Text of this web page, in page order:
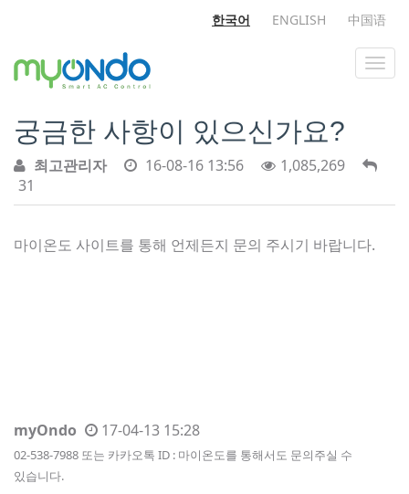
한국어 ENGLISH 中国语
궁금한 사항이 있으신가요?
최고관리자 16-08-16 13:56
1,085,269
31
마이온도 사이트를 통해 언제든지 문의 주시기 바랍니다.
myOndo 17-04-13 15:28
02-538-7988 또는 카카오톡 ID : 마이온도를 통해서도 문의주실 수
있습니다.